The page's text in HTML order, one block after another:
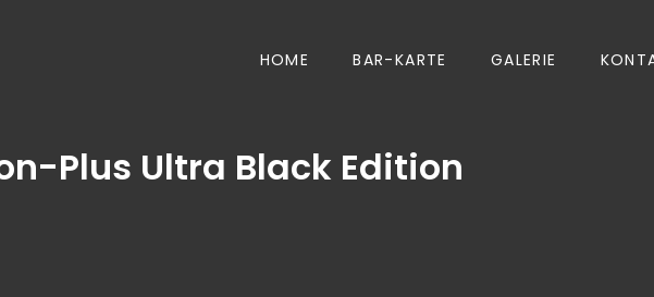
HOME BAR-KARTE GALERIE
Plus Ultra Black Edition